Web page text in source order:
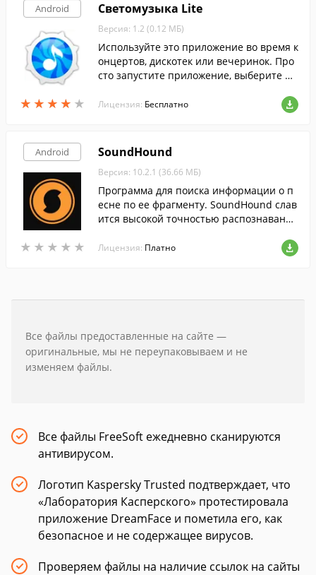
Android
★ ★ ★ ★ ★
★ ★ ★ ★ ★
Светомузыка Lite
Версия: 1.2 (0.12 МБ)
Используйте это приложение во время к
онцертов, дискотек или вечеринок. Про
сто запустите приложение, выберите ре
Лицензия: Бесплатно
Android
★ ★ ★ ★ ★
★ ★ ★ ★ ★
SoundHound
Версия: 10.2.1 (36.66 МБ)
Программа для поиска информации о п
есне по ее фрагменту. SoundHound слав
ится высокой точностью распознавания
ой исполнителей.
Лицензия: Платно
Все файлы предоставленные на сайте —
оригинальные, мы не переупаковываем и не
изменяем файлы.
Все файлы FreeSoft ежедневно сканируются
антивирусом.
Логотип Kaspersky Trusted подтверждает, что
«Лаборатория Касперского» протестировала
приложение DreamFace и пометила его, как
безопасное и не содержащее вирусов.
Проверяем файлы на наличие ссылок на сайты